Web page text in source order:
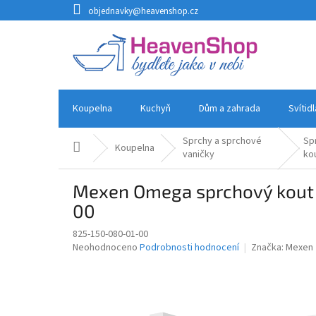
na
objednavky@heavenshop.cz
Koupelna Kuchyň Dům a zahrada
Domů Koupelna
Sprchy a sprchové
vaničky
Mexen Omega sprchový
00
825-150-080-01-00
Průměrné
Neohodnoceno Podrobnosti hodnocení Značka: Mexen